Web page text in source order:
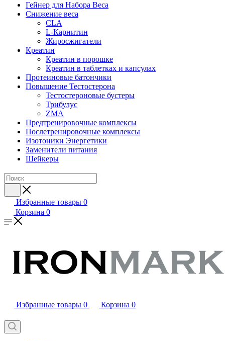
Гейнер для Набора Веса
Снижение веса
CLA
L-Карнитин
Жиросжигатели
Креатин
Креатин в порошке
Креатин в таблетках и капсулах
Протеиновые батончики
Повышение Тестостерона
Тестостероновые бустеры
Трибулус
ZMA
Предтренировочные комплексы
Послетренировочные комплексы
Изотоники Энергетики
Заменители питания
Шейкеры
Избранные товары 0
Корзина 0
Избранные товары 0 Корзина 0